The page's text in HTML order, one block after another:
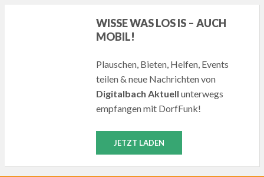
WISSE WAS LOS IS – AUCH
MOBIL!
Plauschen, Bieten, Helfen, Events
teilen & neue Nachrichten von
Digitalbach Aktuell unterwegs
empfangen mit DorfFunk!
JETZT LADEN